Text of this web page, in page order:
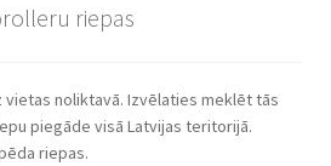
riepas
vietas noliktavā. Izvēlaties meklēt tās
piegāde visā Latvijas teritorijā.
riepas.